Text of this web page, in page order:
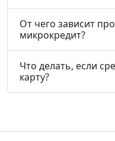
От чего зависит
микрокредит?
Что делать, если
карту?